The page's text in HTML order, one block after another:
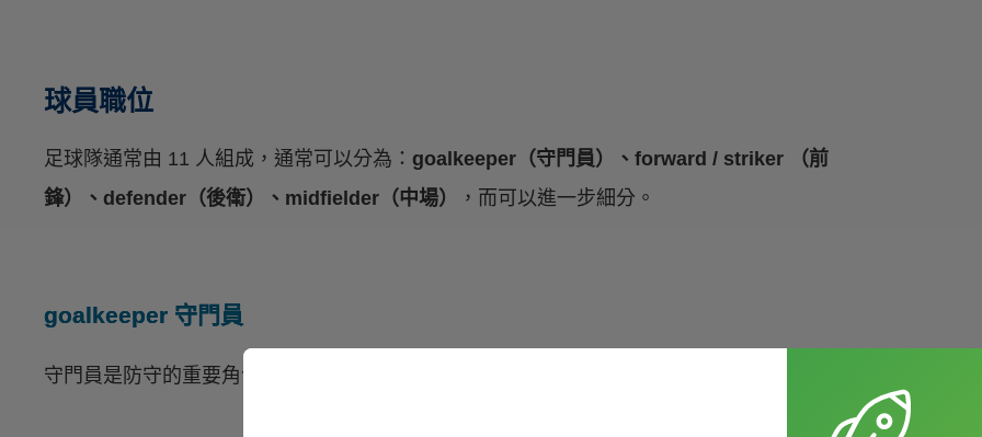
球員職位
足球隊通常由 11 人組成，通常可以分為： goalkeeper（守門員）、forward / striker （前
鋒）、defender（後衛）、midfielder（中場）
，而可以進一步細分。
goalkeeper 守門員
守門員是防守的重要角色，為場上唯一能用手碰球的球員。